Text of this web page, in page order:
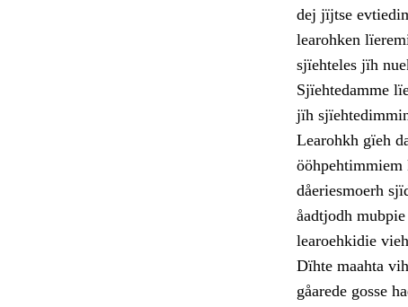
dej jïjtse
learohken
sjïehteles jïh
Sjïehtedamme
jïh
Learohkh gïeh
ööhpehtimmiem
dåeriesmoerh
åadtjodh
learoehkidie
Dïhte maahta
gåarede gosse